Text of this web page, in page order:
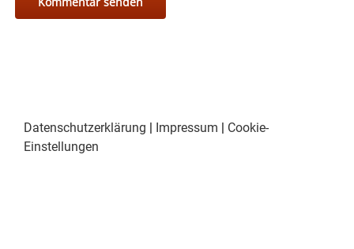
Datenschutzerklärung | Impressum | Cookie-
Einstellungen